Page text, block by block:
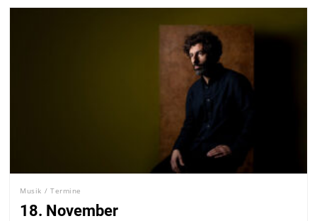
Musik / Termine
18. November